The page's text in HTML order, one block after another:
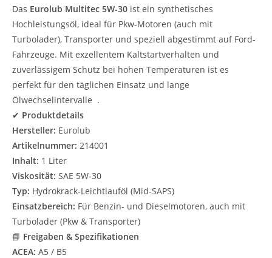
Das Eurolub Multitec 5W‑30 ist ein synthetisches
Hochleistungsöl, ideal für Pkw-Motoren (auch mit
Turbolader), Transporter und speziell abgestimmt auf Ford-
Fahrzeuge. Mit exzellentem Kaltstartverhalten und
zuverlässigem Schutz bei hohen Temperaturen ist es
perfekt für den täglichen Einsatz und lange
Ölwechselintervalle .
✔ Produktdetails
Hersteller: Eurolub
Artikelnummer: 214001
Inhalt: 1 Liter
Viskosität: SAE 5W‑30
Typ: Hydrokrack‐Leichtlauföl (Mid‑SAPS)
Einsatzbereich: Für Benzin- und Dieselmotoren, auch mit
Turbolader (Pkw & Transporter)
📘 Freigaben & Spezifikationen
ACEA: A5 / B5